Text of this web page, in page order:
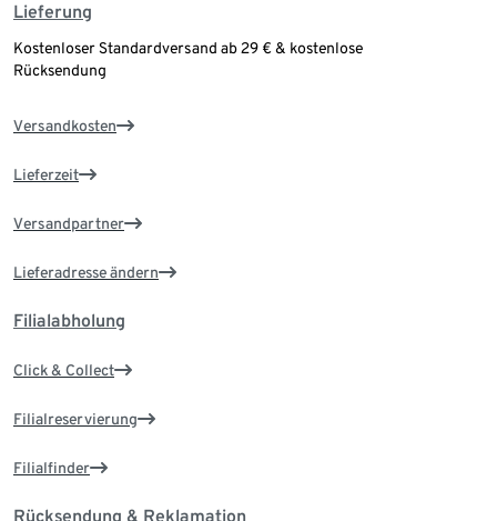
Lieferung
Kostenloser Standardversand ab 29 € & kostenlose
Rücksendung
Versandkosten
Lieferzeit
Versandpartner
Lieferadresse ändern
Filialabholung
Click & Collect
Filialreservierung
Filialfinder
Rücksendung & Reklamation